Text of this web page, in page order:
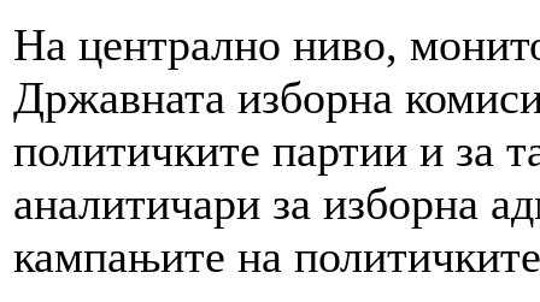
На централно ниво,
Државната изборна
политичките партии и за
аналитичари за изборна
кампањите на